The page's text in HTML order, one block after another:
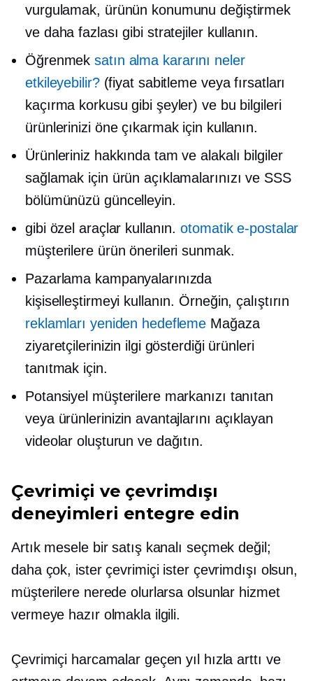
vurgulamak, ürünün konumunu değiştirmek
ve daha fazlası gibi stratejiler kullanın.
Öğrenmeksatın alma kararını neler
etkileyebilir?(fiyat sabitleme veya fırsatları
kaçırma korkusu gibi şeyler) ve bu bilgileri
ürünlerinizi öne çıkarmak için kullanın.
Ürünleriniz hakkında tam ve alakalı bilgiler
sağlamak için ürün açıklamalarınızı ve SSS
bölümünüzü güncelleyin.
gibi özel araçlar kullanın.otomatik e-postalar
müşterilere ürün önerileri sunmak.
Pazarlama kampanyalarınızda
kişiselleştirmeyi kullanın. Örneğin, çalıştırın
reklamları yeniden hedefleme Mağaza
ziyaretçilerinizin ilgi gösterdiği ürünleri
tanıtmak için.
Potansiyel müşterilere markanızı tanıtan
veya ürünlerinizin avantajlarını açıklayan
videolar oluşturun ve dağıtın.
Çevrimiçi ve çevrimdışı
deneyimleri entegre edin
Artık mesele bir satış kanalı seçmek değil;
daha çok, ister çevrimiçi ister çevrimdışı olsun,
müşterilere nerede olurlarsa olsunlar hizmet
vermeye hazır olmakla ilgili.
Çevrimiçi harcamalar geçen yıl hızla arttı ve